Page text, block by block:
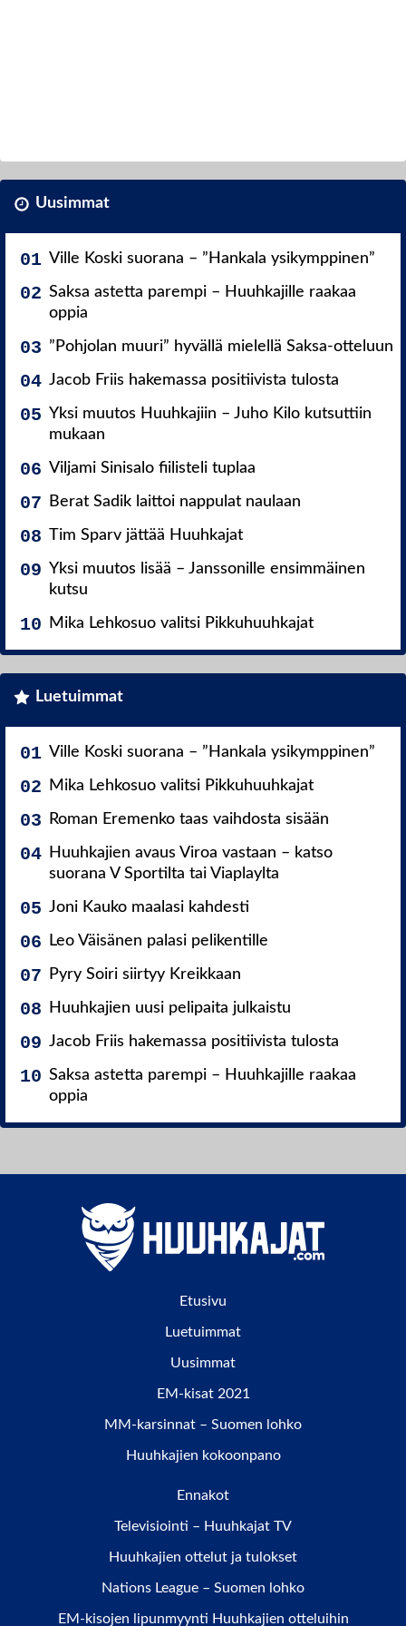
Uusimmat
Ville Koski suorana – ”Hankala ysikymppinen”
Saksa astetta parempi – Huuhkajille raakaa
oppia
”Pohjolan muuri” hyvällä mielellä Saksa-otteluun
Jacob Friis hakemassa positiivista tulosta
Yksi muutos Huuhkajiin – Juho Kilo kutsuttiin
mukaan
Viljami Sinisalo fiilisteli tuplaa
Berat Sadik laittoi nappulat naulaan
Tim Sparv jättää Huuhkajat
Yksi muutos lisää – Janssonille ensimmäinen
kutsu
Mika Lehkosuo valitsi Pikkuhuuhkajat
Luetuimmat
Ville Koski suorana – ”Hankala ysikymppinen”
Mika Lehkosuo valitsi Pikkuhuuhkajat
Roman Eremenko taas vaihdosta sisään
Huuhkajien avaus Viroa vastaan – katso
suorana V Sportilta tai Viaplaylta
Joni Kauko maalasi kahdesti
Leo Väisänen palasi pelikentille
Pyry Soiri siirtyy Kreikkaan
Huuhkajien uusi pelipaita julkaistu
Jacob Friis hakemassa positiivista tulosta
Saksa astetta parempi – Huuhkajille raakaa
oppia
Etusivu
Luetuimmat
Uusimmat
EM-kisat 2021
MM-karsinnat – Suomen lohko
Huuhkajien kokoonpano
Ennakot
Televisiointi – Huuhkajat TV
Huuhkajien ottelut ja tulokset
Nations League – Suomen lohko
EM-kisojen lipunmyynti Huuhkajien otteluihin